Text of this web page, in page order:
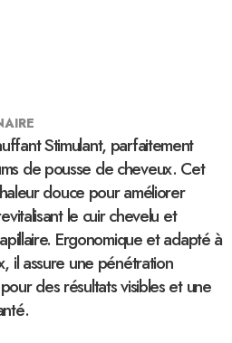
Stimulant, parfaitement
de pousse de cheveux. Cet
douce pour améliorer
le cuir chevelu et
Ergonomique et adapté à
il assure une pénétration
des résultats visibles et une